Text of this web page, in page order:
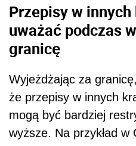
Przepisy w
uważać podczas
granicę
Wyjeżdżając za
że przepisy w innych
mogą być bardziej
wyższe. Na przykład w